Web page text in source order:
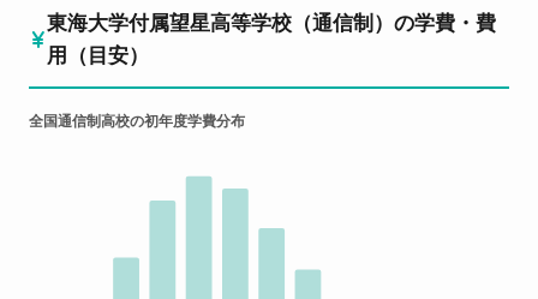
東海大学付属望星高等学校（通信制）の学費・費
用（目安）
全国通信制高校の初年度学費分布